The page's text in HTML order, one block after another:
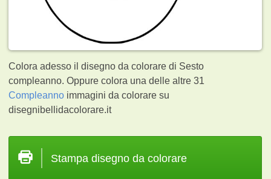
Colora adesso il disegno da colorare di Sesto
compleanno. Oppure colora una delle altre 31
Compleanno immagini da colorare su
disegnibellidacolorare.it
Stampa disegno da colorare